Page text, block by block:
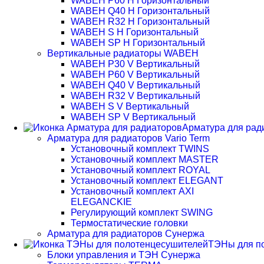
WABEH Q40 H Горизонтальный
WABEH R32 H Горизонтальный
WABEH S H Горизонтальный
WABEH SP H Горизонтальный
Вертикальные радиаторы WABEH
WABEH P30 V Вертикальный
WABEH P60 V Вертикальный
WABEH Q40 V Вертикальный
WABEH R32 V Вертикальный
WABEH S V Вертикальный
WABEH SP V Вертикальный
Арматура для
Арматура для радиаторов Vario Term
Установочный комплект TWINS
Установочный комплект MASTER
Установочный комплект ROYAL
Установочный комплект ELEGANT
Установочный комплект AXI
ELEGANCKIE
Регулирующий комплект SWING
Термостатические головки
Арматура для радиаторов Сунержа
ТЭНы для
Блоки управления и ТЭН Сунержа